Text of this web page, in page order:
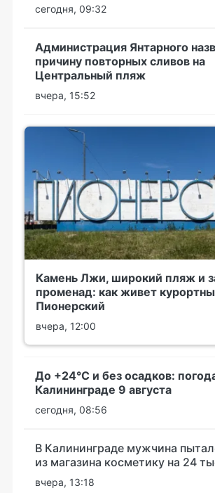
сегодня, 09:32
Администрация Янтарного
причину повторных сливов на
Центральный пляж
вчера, 15:52
Камень Лжи, широкий пляж и
променад: как живет
Пионерский
вчера, 12:00
До +24°С и без осадков:
Калининграде 9 августа
сегодня, 08:56
В Калининграде мужчина
из магазина косметику на 24
вчера, 13:18